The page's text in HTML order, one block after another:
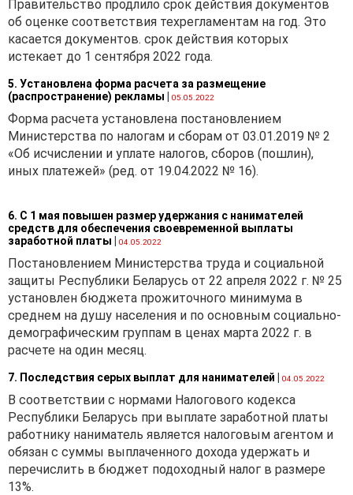
Правительство продлило срок действия документов
об оценке соответствия техрегламентам на год. Это
касается документов. срок действия которых
истекает до 1 сентября 2022 года.
5. Установлена форма расчета за размещение
(распространение) рекламы
05.05.2022
Форма расчета установлена постановлением
Министерства по налогам и сборам от 03.01.2019 № 2
«Об исчислении и уплате налогов, сборов (пошлин),
иных платежей» (ред. от 19.04.2022 № 16).
6. С 1 мая повышен размер удержания с нанимателей
средств для обеспечения своевременной выплаты
заработной платы
04.05.2022
Постановлением Министерства труда и социальной
защиты Республики Беларусь от 22 апреля 2022 г. № 25
установлен бюджета прожиточного минимума в
среднем на душу населения и по основным социально-
демографическим группам в ценах марта 2022 г. в
расчете на один месяц.
7. Последствия серых выплат для нанимателей 04.05.2022
В соответствии с нормами Налогового кодекса
Республики Беларусь при выплате заработной платы
работнику наниматель является налоговым агентом и
обязан с суммы выплаченного дохода удержать и
перечислить в бюджет подоходный налог в размере
13%.